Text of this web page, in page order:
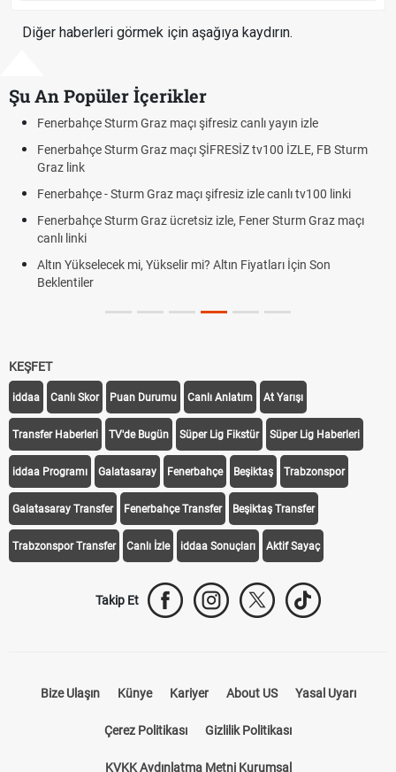
Diğer haberleri görmek için aşağıya kaydırın.
Şu An Popüler İçerikler
Fenerbahçe Sturm Graz maçı şifresiz canlı yayın izle
Fenerbahçe Sturm Graz maçı ŞİFRESİZ tv100 İZLE, FB Sturm
Graz link
Fenerbahçe - Sturm Graz maçı şifresiz izle canlı tv100 linki
Fenerbahçe Sturm Graz ücretsiz izle, Fener Sturm Graz maçı
canlı linki
Altın Yükselecek mi, Yükselir mi? Altın Fiyatları İçin Son
Beklentiler
KEŞFET
iddaa Canlı Skor Puan Durumu Canlı Anlatım At Yarışı
Transfer Haberleri TV'de Bugün Süper Lig Fikstür Süper Lig Haberleri
iddaa Programı Galatasaray Fenerbahçe Beşiktaş Trabzonspor
Galatasaray Transfer Fenerbahçe Transfer Beşiktaş Transfer
Trabzonspor Transfer Canlı İzle iddaa Sonuçları Aktif Sayaç
Takip Et
Bize Ulaşın Künye Kariyer About US Yasal Uyarı
Çerez Politikası Gizlilik Politikası
KVKK Aydınlatma Metni Kurumsal